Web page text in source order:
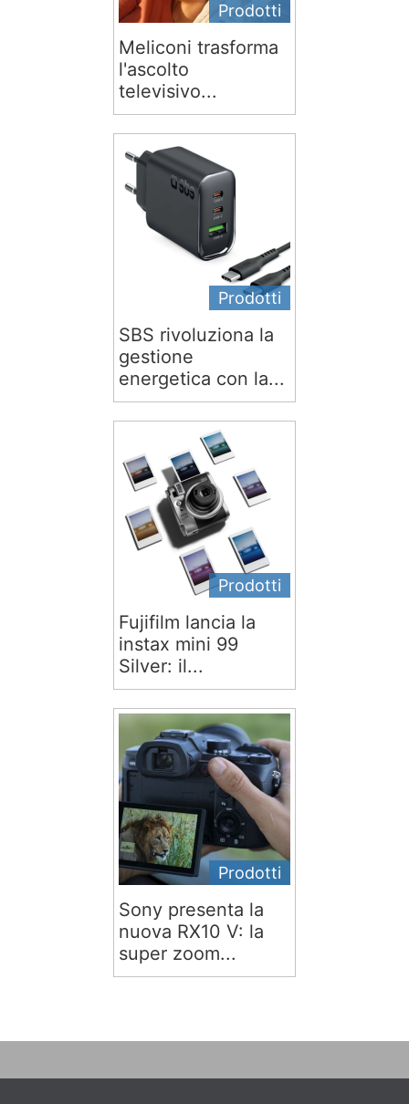
Prodotti
Meliconi trasforma
l'ascolto
televisivo...
Prodotti
SBS rivoluziona la
gestione
energetica con la...
Prodotti
Fujifilm lancia la
instax mini 99
Silver: il...
Prodotti
Sony presenta la
nuova RX10 V: la
super zoom...